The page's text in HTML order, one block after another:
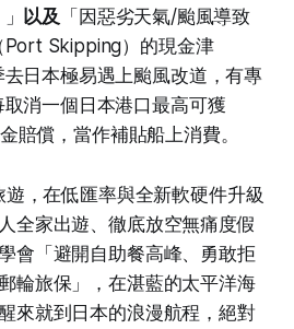
以及 「因惡劣天氣/颱風導致
Port Skipping）的現金津
日本極易遇上颱風改道，有專
消一個日本港口最高可獲
賠償，當作補貼船上消費。
，在低匯率與全新軟硬件升級
全家出遊、徹底放空無痛度假
會「避開自助餐高峰、勇敢拒
輪旅保」，在湛藍的太平洋海
來就到日本的浪漫航程，絕對